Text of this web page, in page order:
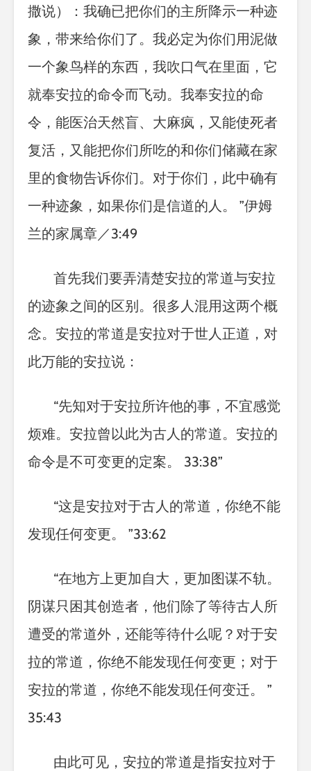
撒说）：我确已把你们的主所降示一种迹
象，带来给你们了。我必定为你们用泥做
一个象鸟样的东西，我吹口气在里面，它
就奉安拉的命令而飞动。我奉安拉的命
令，能医治天然盲、大麻疯，又能使死者
复活，又能把你们所吃的和你们储藏在家
里的食物告诉你们。对于你们，此中确有
一种迹象，如果你们是信道的人。
”伊姆
兰的家属章／3:49
首先我们要弄清楚安拉的常道与安拉
的迹象之间的区别。很多人混用这两个概
念。安拉的常道是安拉对于世人正道，对
此万能的安拉说：
“先知对于安拉所许他的事，不宜感觉
烦难。安拉曾以此为古人的常道。安拉的
命令是不可变更的定案。
33:38”
“这是安拉对于古人的常道，你绝不能
发现任何变更。
”33:62
“在地方上更加自大，更加图谋不轨。
阴谋只困其创造者，他们除了等待古人所
遭受的常道外，还能等待什么呢？对于安
拉的常道，你绝不能发现任何变更；对于
安拉的常道，你绝不能发现任何变迁。
”
35:43
由此可见，安拉的常道是指安拉对于